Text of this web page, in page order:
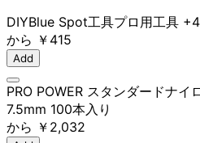
DIYBlue Spot工具プロ用工具 +4
から ￥415
Add
PRO POWER スタンダードナ
7.5mm 100本入り
から ￥2,032